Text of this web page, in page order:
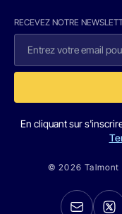
RECEVEZ NOTRE
En cliquant sur
© 2026 Talmont